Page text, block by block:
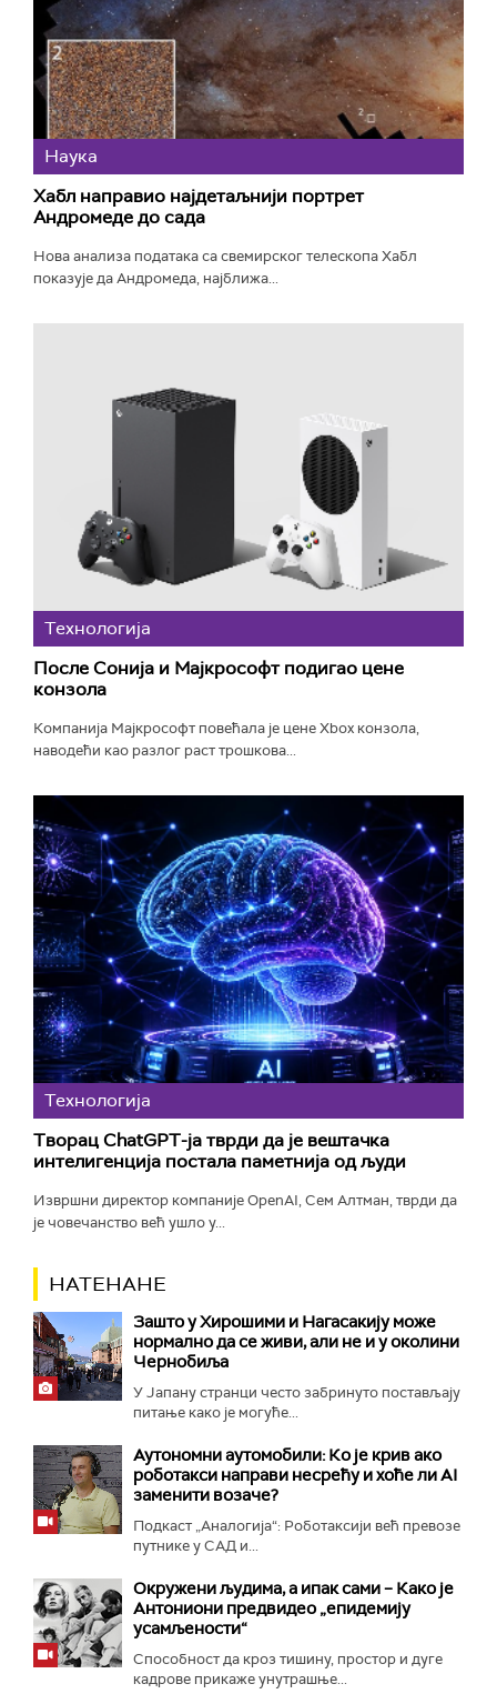
Наука
Хабл направио најдетаљнији портрет
Андромеде до сада
Нова анализа података са свемирског телескопа Хабл
показује да Андромеда, најближа...
Технологијa
После Сонија и Мајкрософт подигао цене
конзола
Компанија Мајкрософт повећала је цене Xbox конзола,
наводећи као разлог раст трошкова...
Технологијa
Творац ChatGPT-ја тврди да је вештачка
интелигенција постала паметнија од људи
Извршни директор компаније OpenAI, Сем Алтман, тврди да
је човечанство већ ушло у...
НАТЕНАНЕ
Зашто у Хирошими и Нагасакију може
нормално да се живи, али не и у околини
Чернобиља
У Јапану странци често забринуто постављају
питање како је могуће...
Аутономни аутомобили: Ко је крив ако
роботакси направи несрећу и хоће ли AI
заменити возаче?
Подкаст „Аналогија“: Роботаксији већ превозе
путнике у САД и...
Окружени људима, а ипак сами – Како је
Антониони предвидео „епидемију
усамљености“
Способност да кроз тишину, простор и дуге
кадрове прикаже унутрашње...